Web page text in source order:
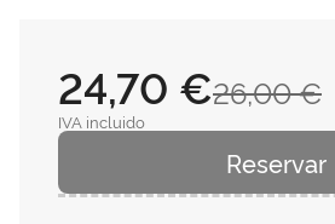
26,00 €
24,70 €
IVA incluido
Reservar